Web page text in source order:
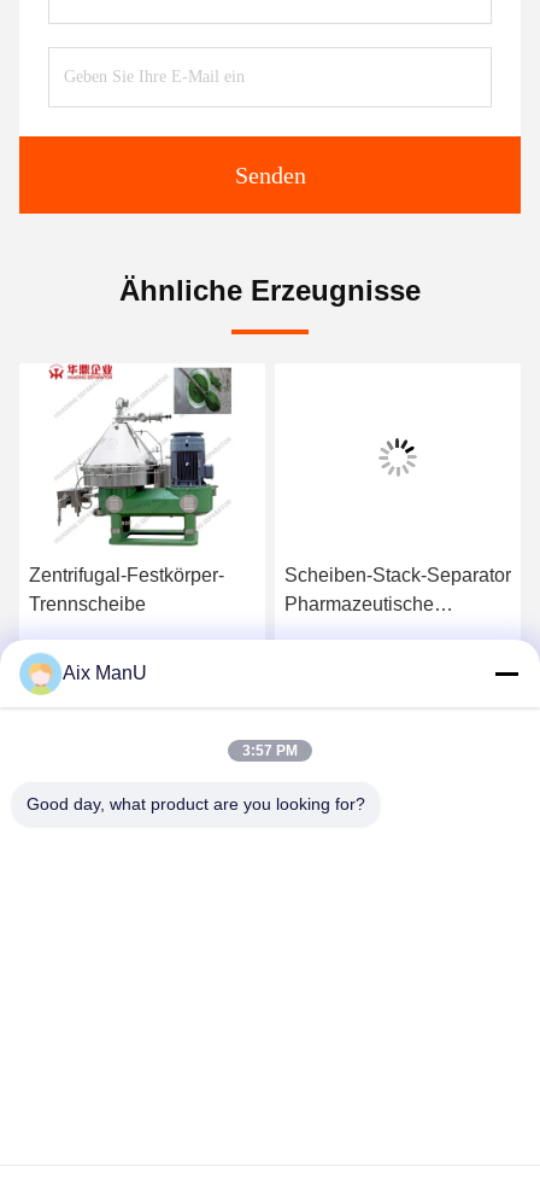
Senden
Ähnliche Erzeugnisse
Zentrifugal-Festkörper-
Trennscheibe
Scheiben-Stack-Separator
Pharmazeutische
Aix ManU
3:57 PM
Good day, what product are you looking for?